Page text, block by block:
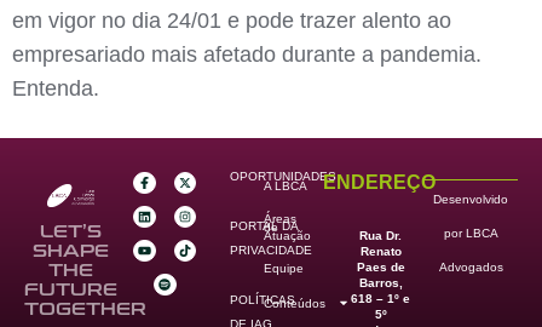
em vigor no dia 24/01 e pode trazer alento ao
empresariado mais afetado durante a pandemia.
Entenda.
LET’S
SHAPE
THE
FUTURE
TOGETHER
OPORTUNIDADES
PORTAL DA
PRIVACIDADE
POLÍTICAS
DE IAG
A LBCA
Áreas
de
Atuação
Equipe
Conteúdos
ENDEREÇO
Rua Dr.
Renato
Paes de
Barros,
618 – 1º e
5º
Desenvolvido
por LBCA
Advogados